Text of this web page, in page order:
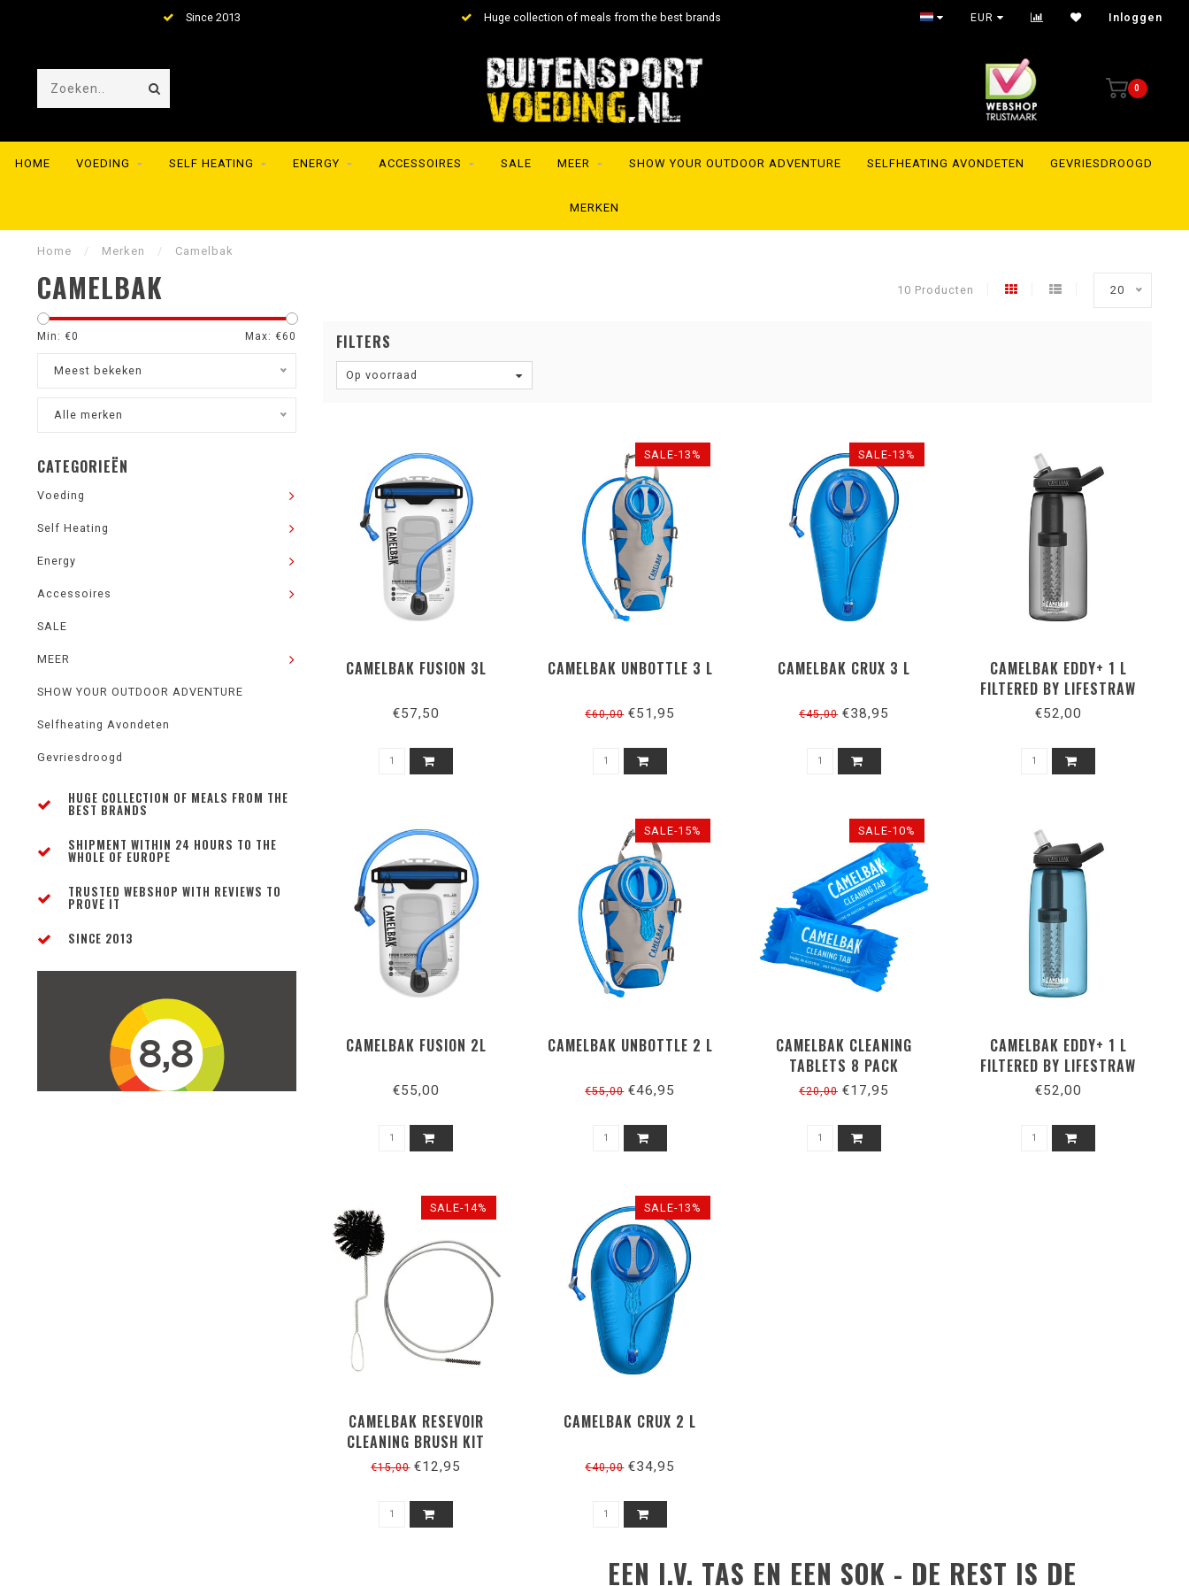
Huge collection of meals from the best brands Shipment within 24 hours to the whole of Europe EUR Inloggen
0
HOME VOEDING SELF HEATING ENERGY ACCESSOIRES SALE MEER SHOW YOUR OUTDOOR ADVENTURE SELFHEATING AVONDETEN GEVRIESDROOGD
MERKEN
Home / Merken / Camelbak
CAMELBAK 10 Producten 20
Min: €0 Max: €60
Meest bekeken
Alle merken
CATEGORIEËN
Voeding
Self Heating
Energy
Accessoires
SALE
MEER
SHOW YOUR OUTDOOR ADVENTURE
Selfheating Avondeten
Gevriesdroogd
HUGE COLLECTION OF MEALS FROM THE
BEST BRANDS
SHIPMENT WITHIN 24 HOURS TO THE
WHOLE OF EUROPE
TRUSTED WEBSHOP WITH REVIEWS TO
PROVE IT
SINCE 2013
FILTERS
Op voorraad
CAMELBAK FUSION 3L
€57,50
SALE-13%
CAMELBAK UNBOTTLE 3 L
€60,00€51,95
SALE-13%
CAMELBAK CRUX 3 L
€45,00€38,95
CAMELBAK EDDY+ 1 L
FILTERED BY LIFESTRAW
CHARCOAL
€52,00
CAMELBAK FUSION 2L
€55,00
SALE-15%
CAMELBAK UNBOTTLE 2 L
€55,00€46,95
SALE-10%
CAMELBAK CLEANING
TABLETS 8 PACK
€20,00€17,95
CAMELBAK EDDY+ 1 L
FILTERED BY LIFESTRAW
TRUE BLUE
€52,00
SALE-14%
CAMELBAK RESEVOIR
CLEANING BRUSH KIT
€15,00€12,95
SALE-13%
CAMELBAK CRUX 2 L
€40,00€34,95
EEN I.V. TAS EN EEN SOK - DE REST IS DE